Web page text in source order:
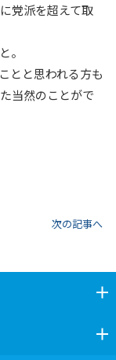
党派を超えて取
。
とと思われる方も
当然のことがで
次の記事へ